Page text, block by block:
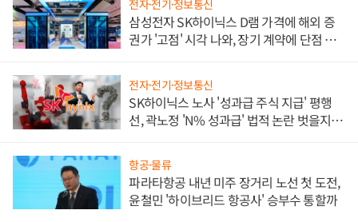
전자·전기·정보통신
삼성전자 SK하이닉스 D램 가격에 해외 증
권가 '고점' 시각 나와, 장기 계약에 단점 부
전자·전기·정보통신
SK하이닉스 노사 '성과급 주식 지급' 평행
선, 곽노정 'N% 성과급' 법적 논란 벗을지 주
항공·물류
파라타항공 내년 미주 장거리 노선 첫 도전,
윤철민 '하이브리드 항공사' 승부수 통할까